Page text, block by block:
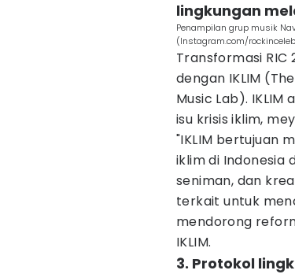
lingkungan
Penampilan grup musik
(Instagram.com/
Transformasi
dengan IKLIM
Music Lab).
isu krisis iklim,
"IKLIM bertujuan
iklim di Indonesia
seniman, dan
terkait untuk
mendorong
IKLIM.
3. Protokol